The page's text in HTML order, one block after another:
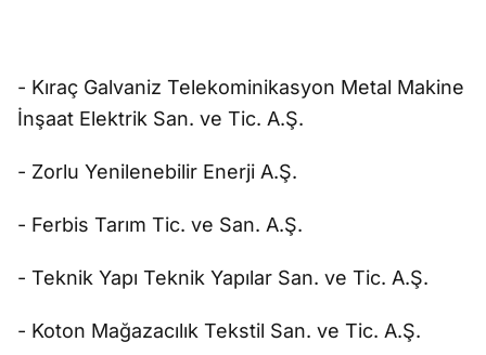
- Kıraç Galvaniz Telekominikasyon Metal Makine
İnşaat Elektrik San. ve Tic. A.Ş.
- Zorlu Yenilenebilir Enerji A.Ş.
- Ferbis Tarım Tic. ve San. A.Ş.
- Teknik Yapı Teknik Yapılar San. ve Tic. A.Ş.
- Koton Mağazacılık Tekstil San. ve Tic. A.Ş.